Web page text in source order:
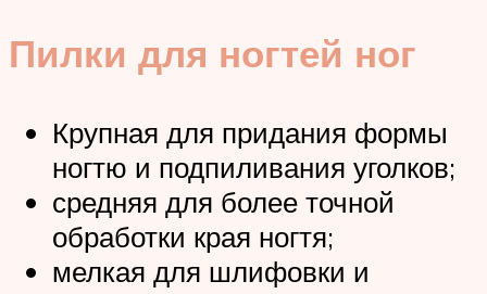
Пилки для ногтей ног
Крупная для придания формы
ногтю и подпиливания уголков;
средняя для более точной
обработки края ногтя;
мелкая для шлифовки и